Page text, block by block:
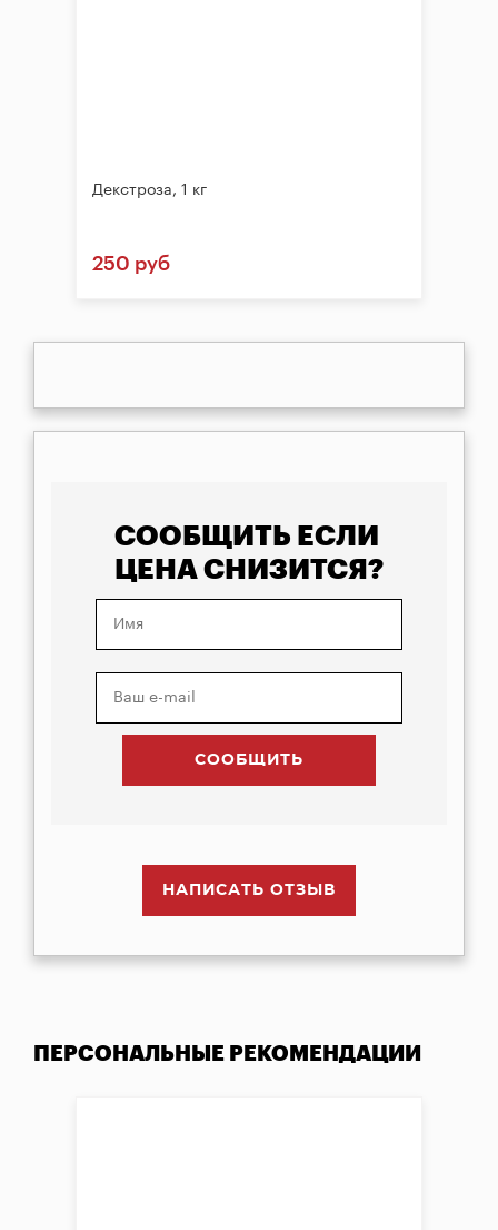
Декстроза, 1 кг
250 руб
СООБЩИТЬ ЕСЛИ
ЦЕНА СНИЗИТСЯ?
НАПИСАТЬ ОТЗЫВ
ПЕРСОНАЛЬНЫЕ РЕКОМЕНДАЦИИ